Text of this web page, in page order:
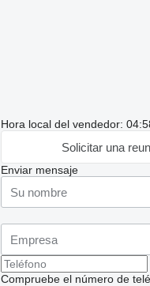
Hora local del vendedor:
Solicitar una
Enviar mensaje
Compruebe el número de